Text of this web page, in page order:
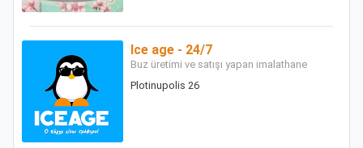
Ice age - 24/7
Buz üretimi ve satışı yapan imalathane
Plotinupolis 26